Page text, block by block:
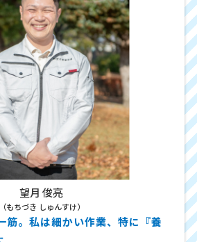
望月 俊亮
（もちづき しゅんすけ）
筋。私は細かい作業、特に『養